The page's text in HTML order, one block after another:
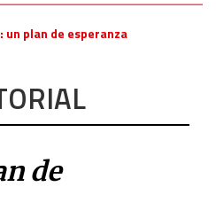
un plan de esperanza
de